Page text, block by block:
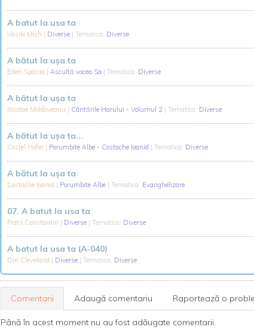
A batut la usa ta
Vasile Mich | Diverse | Tematica: Diverse
A bătut la ușa ta
Eden Spania | Ascultă vocea Sa | Tematica: Diverse
A bătut la uşa ta
Nicolae Moldoveanu | Cântările Harului - Volumul 2 | Tematica: Diverse
A bătut la ușa ta...
Costel Hofer | Porumbite Albe - Costache Ioanid | Tematica: Diverse
A bătut la uşa ta
Costache Ioanid | Porumbite Albe | Tematica: Evanghelizare
07. A batut la usa ta
Fratii Constantin | Diverse | Tematica: Diverse
A batut la usa ta (A-040)
Din Cleveland | Diverse | Tematica: Diverse
Comentarii Adaugă comentariu Raportează o
Până în acest moment nu au fost adăugate comentarii.